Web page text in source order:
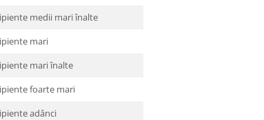
medii mari înalte
mari
mari înalte
foarte mari
adânci